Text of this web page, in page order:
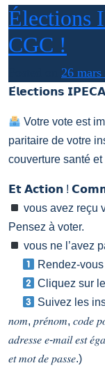
Élections
CGC !
26 mars
𝗘́𝗹𝗲𝗰𝘁𝗶𝗼𝗻𝘀
Votre vote est
paritaire de votre
couverture santé
𝗘𝘁 𝗔𝗰𝘁𝗶𝗼𝗻 !
vous avez reçu
Pensez à voter.
vous ne l’avez
Rendez-
Cliquez sur
Suivez les
𝑛𝑜𝑚, 𝑝𝑟𝑒́𝑛𝑜𝑚, 𝑐𝑜𝑑𝑒
𝑎𝑑𝑟𝑒𝑠𝑠𝑒 𝑒-𝑚𝑎𝑖𝑙 𝑒𝑠𝑡
𝑒𝑡 𝑚𝑜𝑡 𝑑𝑒 𝑝𝑎𝑠𝑠𝑒.)